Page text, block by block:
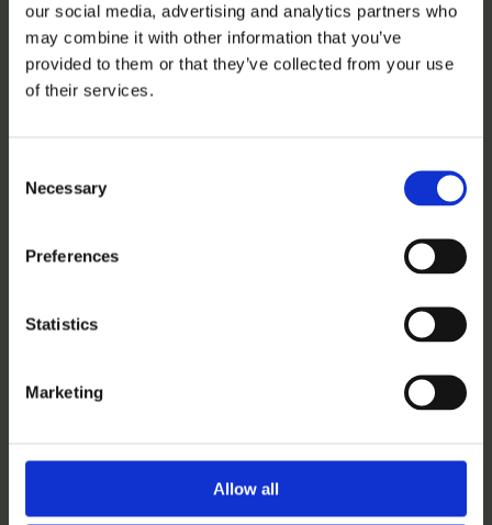
our social media, advertising and analytics partners who
may combine it with other information that you’ve
provided to them or that they’ve collected from your use
of their services.
Selection
Necessary
Preferences
Statistics
Marketing
Allow all
Einzelhandel
und
eCommerce